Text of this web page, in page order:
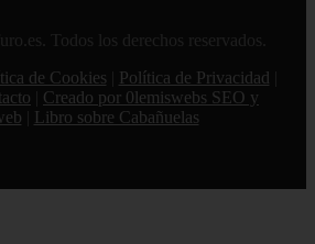
Todos los derechos reservados.
de Cookies Política de Privacidad
Creado por 0lemiswebs SEO y
Libro sobre Cabañuelas